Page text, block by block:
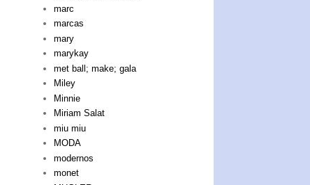
marc
marcas
mary
marykay
met ball; make; gala
Miley
Minnie
Miriam Salat
miu miu
MODA
modernos
monet